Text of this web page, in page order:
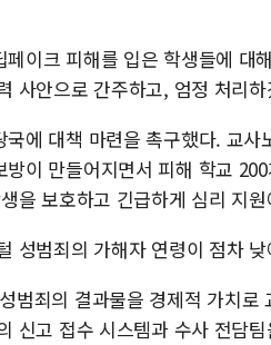
페이크 피해를 입은 학생들에 대
사안으로 간주하고, 엄정 처리
에 대책 마련을 촉구했다. 교
방이 만들어지면서 피해 학교
을 보호하고 긴급하게 심리 지
성범죄의 가해자 연령이 점차
범죄의 결과물을 경제적 가치
신고 접수 시스템과 수사 전담